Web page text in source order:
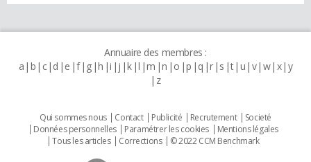
Annuaire des membres :
a b c d e f g h i j k l m n o p q r s t u v w x y
z
Qui sommes nous Contact Publicité Recrutement
Societé
Données personnelles
Paramétrer les cookies
Mentions légales
Tous les articles
Corrections © 2022 CCM Benchmark